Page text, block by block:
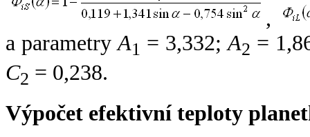
,
a parametryA1 = 3,332;A2 =
C2 = 0,238.
Výpočet efektivní teploty